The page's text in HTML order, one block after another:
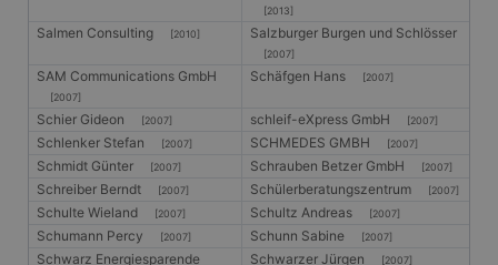
[2013]
Salmen Consulting [2010] Salzburger Burgen und Schlösser
[2007]
SAM Communications GmbH
[2007]
Schäfgen Hans [2007]
Schier Gideon [2007] schleif-eXpress GmbH [2007]
Schlenker Stefan [2007] SCHMEDES GMBH [2007]
Schmidt Günter [2007] Schrauben Betzer GmbH [2007]
Schreiber Berndt [2007] Schülerberatungszentrum [2007]
Schulte Wieland [2007] Schultz Andreas [2007]
Schumann Percy [2007] Schunn Sabine [2007]
Schwarz Energiesparende Schwarzer Jürgen [2007]
Name
Anbieter
Domäne
Ablaufdatum
PHP.net
www.gangl.de